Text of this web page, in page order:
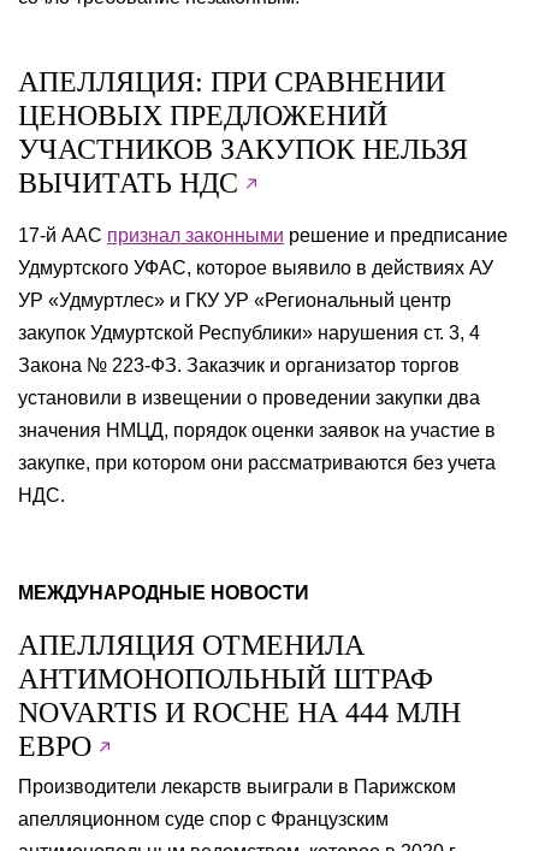
АПЕЛЛЯЦИЯ: ПРИ СРАВНЕНИИ
ЦЕНОВЫХ ПРЕДЛОЖЕНИЙ
УЧАСТНИКОВ ЗАКУПОК НЕЛЬЗЯ
ВЫЧИТАТЬ НДС
17-й ААС признал законными решение и предписание
Удмуртского УФАС, которое выявило в действиях АУ
УР «Удмуртлес» и ГКУ УР «Региональный центр
закупок Удмуртской Республики» нарушения ст. 3, 4
Закона № 223-ФЗ. Заказчик и организатор торгов
установили в извещении о проведении закупки два
значения НМЦД, порядок оценки заявок на участие в
закупке, при котором они рассматриваются без учета
НДС.
МЕЖДУНАРОДНЫЕ НОВОСТИ
АПЕЛЛЯЦИЯ ОТМЕНИЛА
АНТИМОНОПОЛЬНЫЙ ШТРАФ
NOVARTIS И ROCHE НА 444 МЛН
ЕВРО
Производители лекарств выиграли в Парижском
апелляционном суде спор с Французским